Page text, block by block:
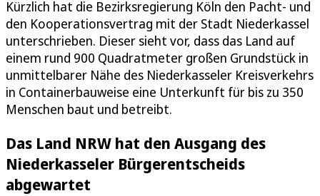
Kürzlich hat die Bezirksregierung Köln den Pacht- und
den Kooperationsvertrag mit der Stadt Niederkassel
unterschrieben. Dieser sieht vor, dass das Land auf
einem rund 900 Quadratmeter großen Grundstück in
unmittelbarer Nähe des Niederkasseler Kreisverkehrs
in Containerbauweise eine Unterkunft für bis zu 350
Menschen baut und betreibt.
Das Land NRW hat den Ausgang des
Niederkasseler Bürgerentscheids
abgewartet